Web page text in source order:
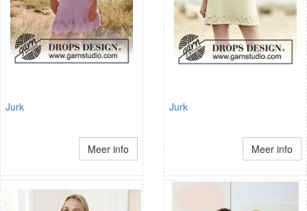
Jurk
Meer info
Jurk
Meer info